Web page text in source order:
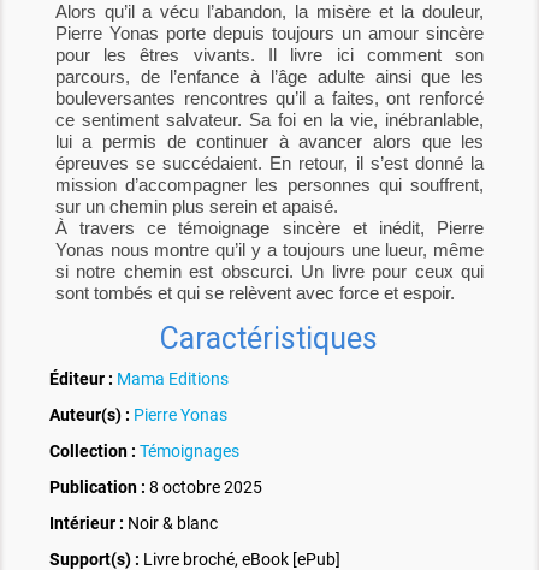
Alors qu’il a vécu l’abandon, la misère et la douleur,
Pierre Yonas porte depuis toujours un amour sincère
pour les êtres vivants. Il livre ici comment son
parcours, de l’enfance à l’âge adulte ainsi que les
bouleversantes rencontres qu’il a faites, ont renforcé
ce sentiment salvateur. Sa foi en la vie, inébranlable,
lui a permis de continuer à avancer alors que les
épreuves se succédaient. En retour, il s’est donné la
mission d’accompagner les personnes qui souffrent,
sur un chemin plus serein et apaisé.
À travers ce témoignage sincère et inédit, Pierre
Yonas nous montre qu’il y a toujours une lueur, même
si notre chemin est obscurci. Un livre pour ceux qui
sont tombés et qui se relèvent avec force et espoir.
Caractéristiques
Éditeur : Mama Editions
Auteur(s) : Pierre Yonas
Collection : Témoignages
Publication : 8 octobre 2025
Intérieur : Noir & blanc
Support(s) : Livre broché, eBook [ePub]